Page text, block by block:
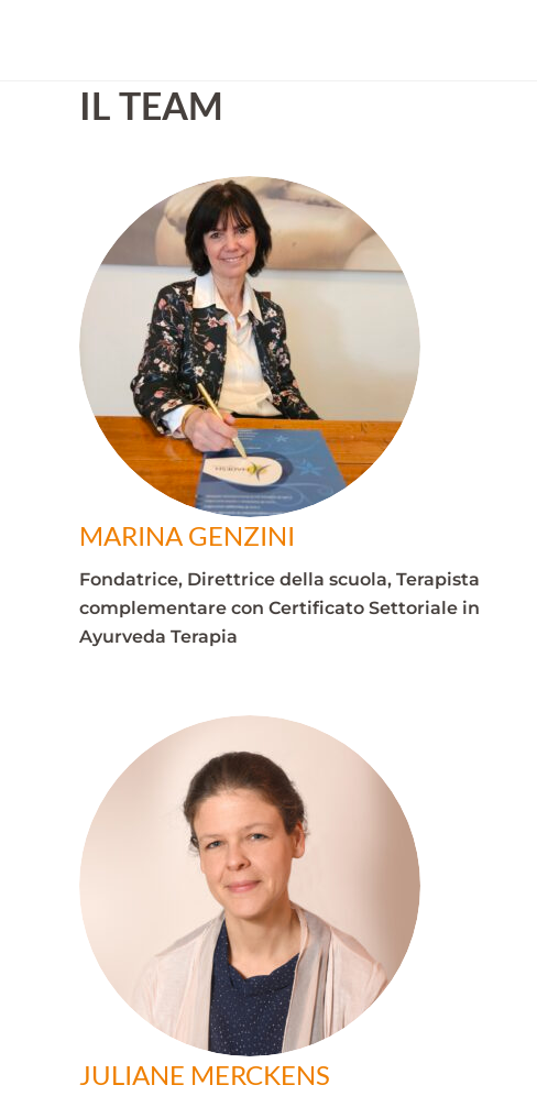
IL TEAM
MARINA GENZINI
Fondatrice, Direttrice della scuola, Terapista
complementare con Certificato Settoriale in
Ayurveda Terapia
JULIANE MERCKENS